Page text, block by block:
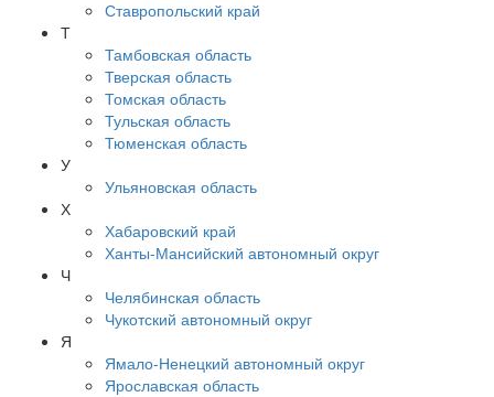
Ставропольский край
Т
Тамбовская область
Тверская область
Томская область
Тульская область
Тюменская область
У
Ульяновская область
Х
Хабаровский край
Ханты-Мансийский автономный округ
Ч
Челябинская область
Чукотский автономный округ
Я
Ямало-Ненецкий автономный округ
Ярославская область